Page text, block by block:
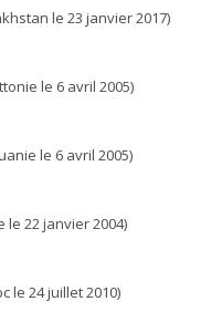
le 23 janvier 2017)
le 6 avril 2005)
le 6 avril 2005)
22 janvier 2004)
le 24 juillet 2010)